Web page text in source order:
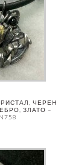
ЧЕРЕН
ЗЛАТО –